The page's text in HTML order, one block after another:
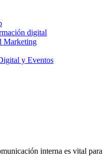
digital
Marketing
y Eventos
interna es vital para